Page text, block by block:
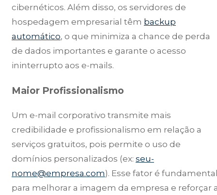
cibernéticos. Além disso, os servidores de
hospedagem empresarial têm backup
automático, o que minimiza a chance de perda
de dados importantes e garante o acesso
ininterrupto aos e-mails.
Maior Profissionalismo
Um e-mail corporativo transmite mais
credibilidade e profissionalismo em relação a
serviços gratuitos, pois permite o uso de
domínios personalizados (ex: seu-
nome@empresa.com). Esse fator é
para melhorar a imagem da empresa e reforçar